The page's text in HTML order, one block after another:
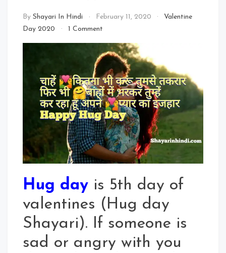
By Shayari In Hindi February 11, 2020
Valentine
Day 2020
1 Commenton
Day
Shayari
2020
In
Hindi
For
Whatsapp
Status
Hug day is 5th day of
valentines (Hug day
Shayari). If someone is
sad or angry with you